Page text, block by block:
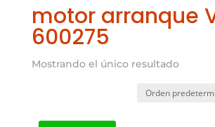
motor arranque
600275
Mostrando el único resultado